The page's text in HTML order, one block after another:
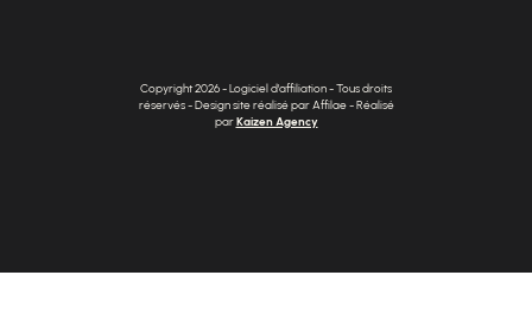
Copyright 2026 - Logiciel d'affiliation - Tous droits
réservés - Design site réalisé par Affilae - Réalisé
parKaizen Agency